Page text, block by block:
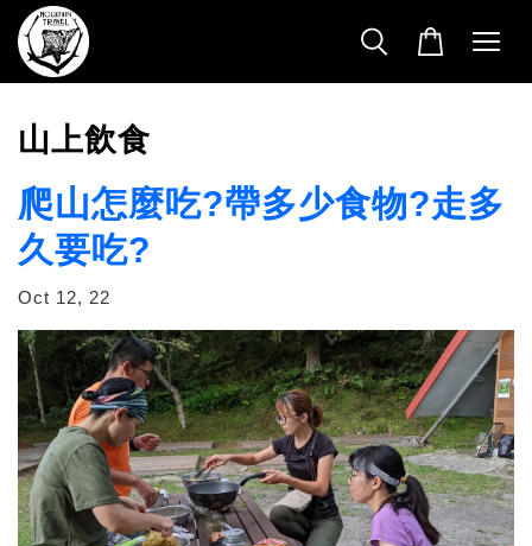
山上飲食
爬山怎麼吃?帶多少食物?走多
久要吃?
Oct 12, 22